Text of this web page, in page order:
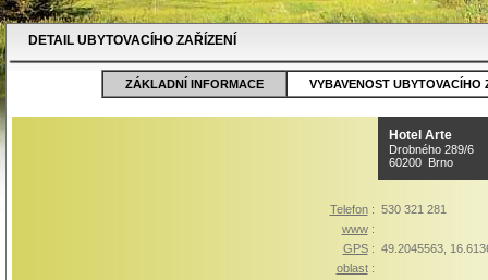
DETAIL UBYTOVACÍHO ZAŘÍZENÍ
ZÁKLADNÍ INFORMACE VYBAVENOST UBYTOVACÍHO
Hotel Arte
Drobného 289/6
60200 Brno
Telefon: 530 321 281
www:
GPS: 49.2045563,
oblast: